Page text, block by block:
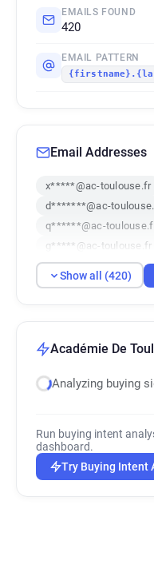
EMAILS FOUND
420
EMAIL PATTERN
Email Addresses
x*****@ac-toulouse.fr
d*******@ac-
q******@ac-
g*****@ac-toulouse.fr
f************@ac-
r********@ac-
q*********@ac-
x*******@ac-
d********@ac-
e************@ac-
Show all (420)
Académie De
Analyzing buying
Run buying intent
dashboard.
Try Buying Intent